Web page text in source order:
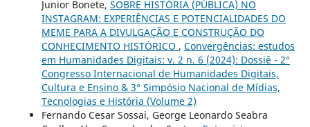
Junior Bonete, SOBRE HISTÓRIA (PÚBLICA) NO
INSTAGRAM: EXPERIÊNCIAS E POTENCIALIDADES DO
MEME PARA A DIVULGAÇÃO E CONSTRUÇÃO DO
CONHECIMENTO HISTÓRICO , Convergências: estudos
em Humanidades Digitais: v. 2 n. 6 (2024): Dossiê - 2°
Congresso Internacional de Humanidades Digitais,
Cultura e Ensino & 3° Simpósio Nacional de Mídias,
Tecnologias e História (Volume 2)
Fernando Cesar Sossai, George Leonardo Seabra